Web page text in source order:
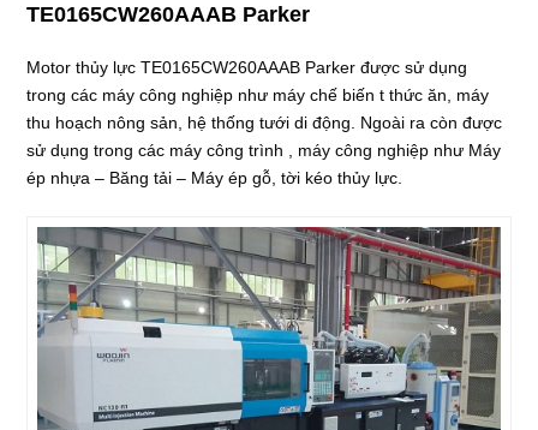
TE0165CW260AAAB Parker
Motor thủy lực TE0165CW260AAAB Parker được sử dụng
trong các máy công nghiệp như máy chế biến t thức ăn, máy
thu hoạch nông sản, hệ thống tưới di động. Ngoài ra còn được
sử dụng trong các máy công trình , máy công nghiệp như Máy
ép nhựa – Băng tải – Máy ép gỗ, tời kéo thủy lực.